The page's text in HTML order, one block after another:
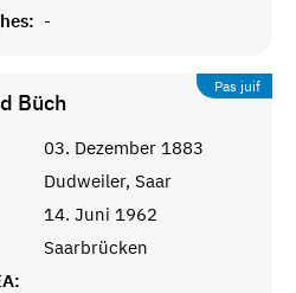
-
Pas juif
Büch
03. Dezember 1883
Dudweiler, Saar
14. Juni 1962
Saarbrücken